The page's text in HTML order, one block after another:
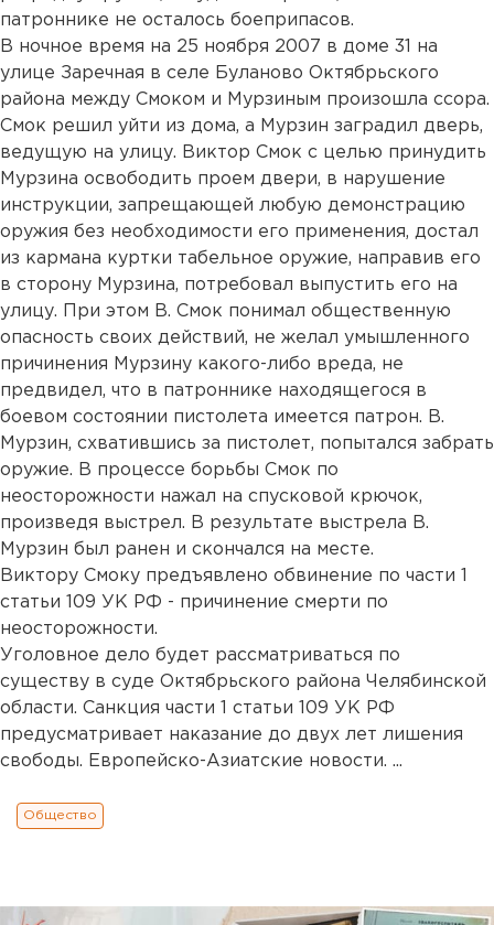
патроннике не осталось боеприпасов.
В ночное время на 25 ноября 2007 в доме 31 на
улице Заречная в селе Буланово Октябрьского
района между Смоком и Мурзиным произошла ссора.
Смок решил уйти из дома, а Мурзин заградил дверь,
ведущую на улицу. Виктор Смок с целью принудить
Мурзина освободить проем двери, в нарушение
инструкции, запрещающей любую демонстрацию
оружия без необходимости его применения, достал
из кармана куртки табельное оружие, направив его
в сторону Мурзина, потребовал выпустить его на
улицу. При этом В. Смок понимал общественную
опасность своих действий, не желал умышленного
причинения Мурзину какого-либо вреда, не
предвидел, что в патроннике находящегося в
боевом состоянии пистолета имеется патрон. В.
Мурзин, схватившись за пистолет, попытался забрать
оружие. В процессе борьбы Смок по
неосторожности нажал на спусковой крючок,
произведя выстрел. В результате выстрела В.
Мурзин был ранен и скончался на месте.
Виктору Смоку предъявлено обвинение по части 1
статьи 109 УК РФ - причинение смерти по
неосторожности.
Уголовное дело будет рассматриваться по
существу в суде Октябрьского района Челябинской
области. Санкция части 1 статьи 109 УК РФ
предусматривает наказание до двух лет лишения
свободы. Европейско-Азиатские новости. ...
Общество